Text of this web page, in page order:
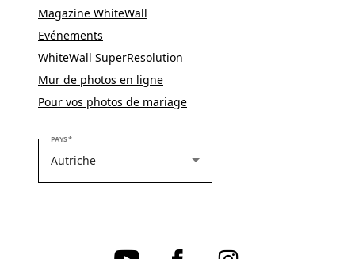
Magazine WhiteWall
Evénements
WhiteWall SuperResolution
Mur de photos en ligne
Pour vos photos de mariage
PAYSVEUILLEZ SÉLECTIONNER VOTRE PAYS